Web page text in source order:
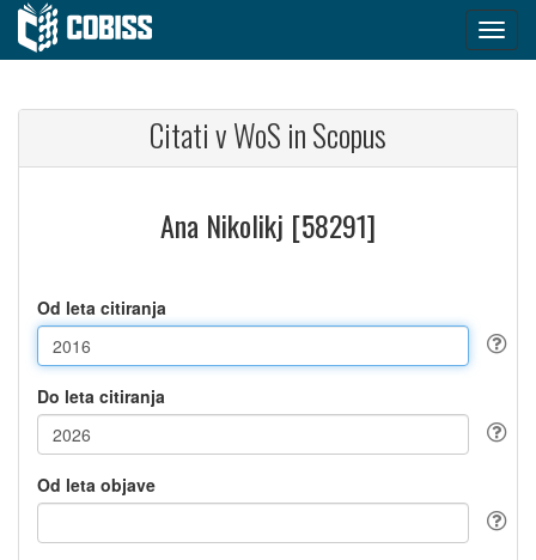
Citati v WoS in Scopus
Ana Nikolikj [58291]
Od leta citiranja
Do leta citiranja
Od leta objave